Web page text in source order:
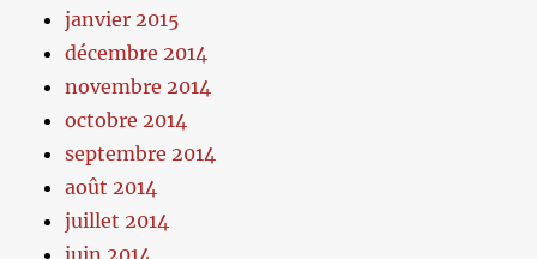
janvier 2015
décembre 2014
novembre 2014
octobre 2014
septembre 2014
août 2014
juillet 2014